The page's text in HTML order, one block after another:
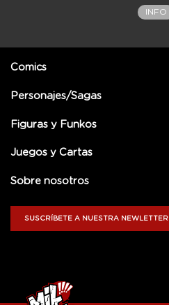
INFO
Comics
Personajes/Sagas
Figuras y Funkos
Juegos y Cartas
Sobre nosotros
SUSCRÍBETE A NUESTRA NEWLETTER